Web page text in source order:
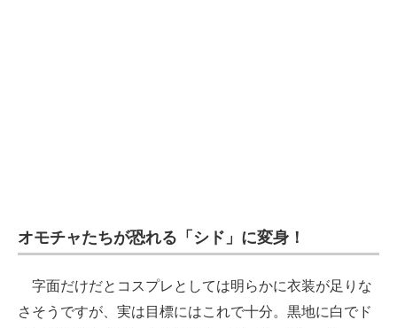
オモチャたちが恐れる「シド」に変身！
字面だけだとコスプレとしては明らかに衣装が足りな
さそうですが、実は目標にはこれで十分。黒地に白でド